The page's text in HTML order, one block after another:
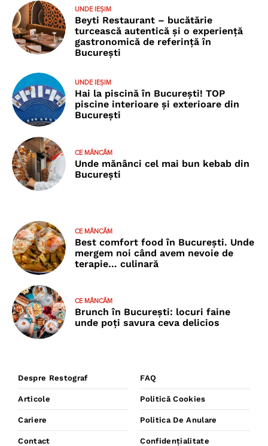
UNDE IEȘIM
Beyti Restaurant – bucătărie
turcească autentică și o experiență
gastronomică de referință în
București
UNDE IEȘIM
Hai la piscină în București! TOP
piscine interioare și exterioare din
București
CE MÂNCĂM
Unde mănânci cel mai bun kebab din
București
CE MÂNCĂM
Best comfort food în București. Unde
mergem noi când avem nevoie de
terapie… culinară
CE MÂNCĂM
Brunch în București: locuri faine
unde poţi savura ceva delicios
Despre Restograf
Articole
Cariere
Contact
FAQ
Politică Cookies
Politica De Anulare
Confidențialitate